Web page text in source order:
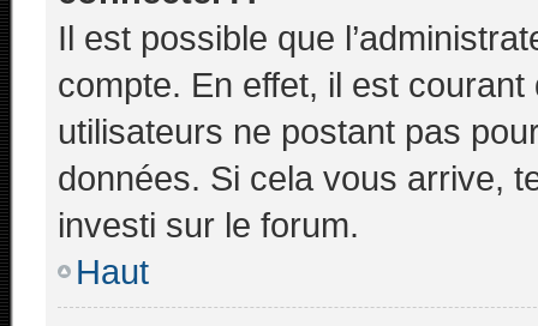
Il est possible que
compte. En effet, il est
utilisateurs ne postant pas
données. Si cela vous arrive,
investi sur le forum.
Haut